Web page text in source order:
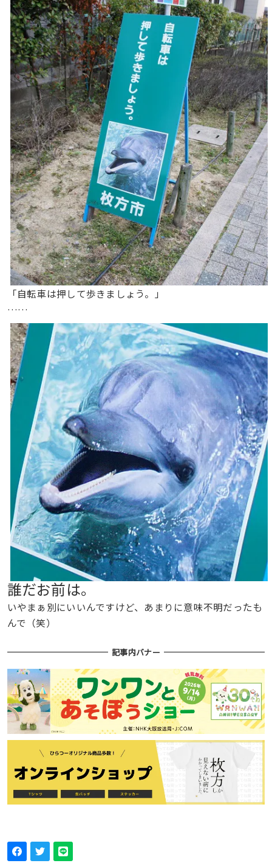
「自転車は押して歩きましょう。」
……
誰だお前は。
いやまぁ別にいいんですけど、あまりに意味不明だったも
んで（笑）
記事内バナー